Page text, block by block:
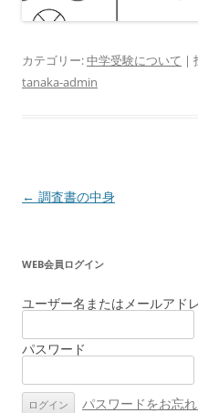
カテゴリー:中学受験について |
tanaka-admin
投
ビ
ゲ
シ
ン
← 調査書の中身
WEB会員ログイン
ユーザー名またはメールアド
パスワード
パスワードをお忘